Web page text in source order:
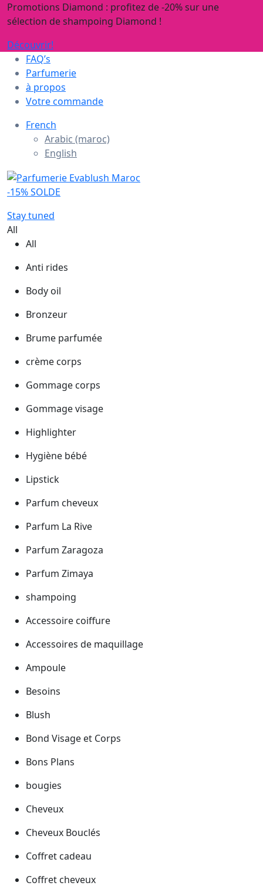
Promotions Diamond : profitez de -20% sur une
sélection de shampoing Diamond !
Découvrir!
FAQ’s
Parfumerie
à propos
Votre commande
French
Arabic (maroc)
English
-15% SOLDE
Stay tuned
All
All
Anti rides
Body oil
Bronzeur
Brume parfumée
crème corps
Gommage corps
Gommage visage
Highlighter
Hygiène bébé
Lipstick
Parfum cheveux
Parfum La Rive
Parfum Zaragoza
Parfum Zimaya
shampoing
Accessoire coiffure
Accessoires de maquillage
Ampoule
Besoins
Blush
Bond Visage et Corps
Bons Plans
bougies
Cheveux
Cheveux Bouclés
Coffret cadeau
Coffret cheveux